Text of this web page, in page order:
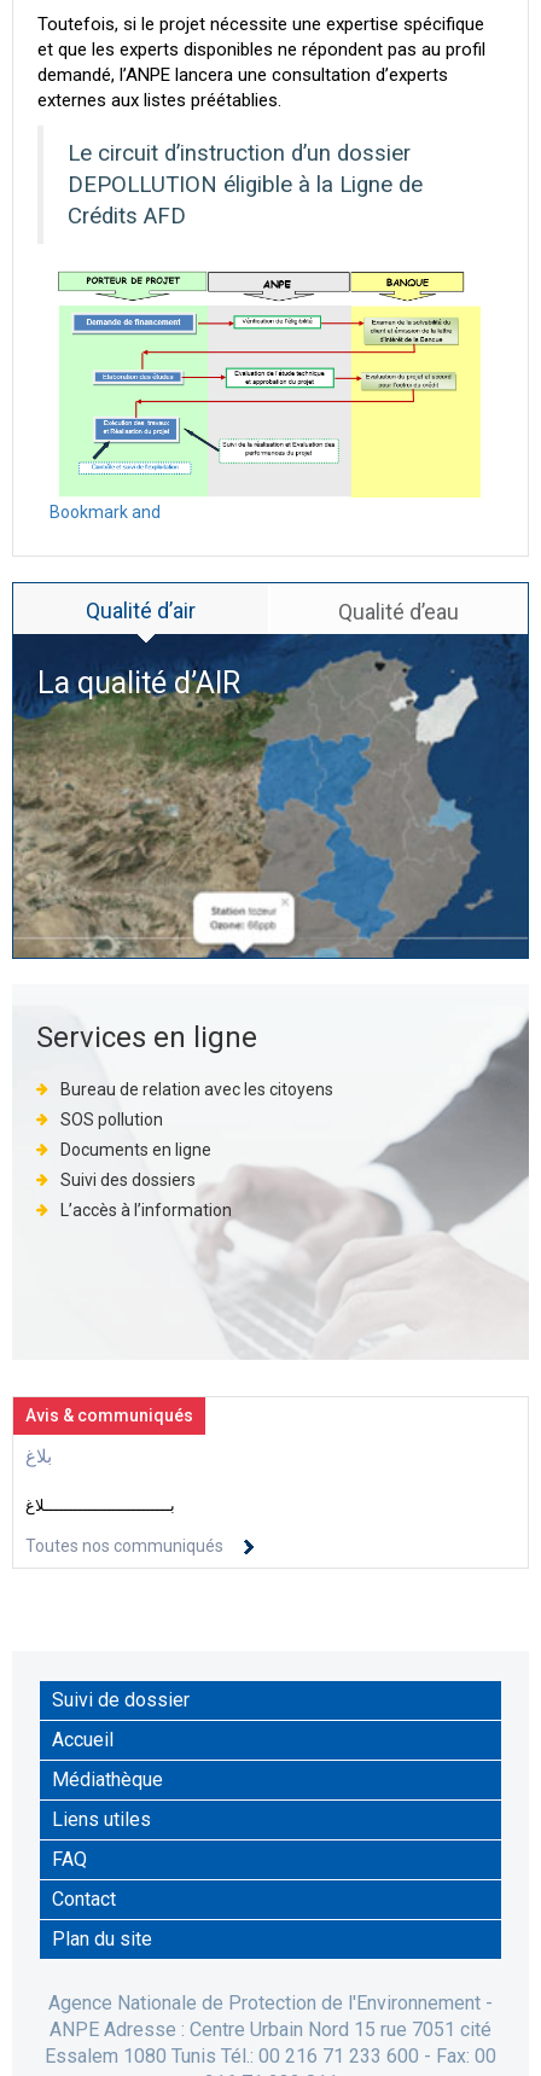
Toutefois, si le projet nécessite une expertise spécifique
et que les experts disponibles ne répondent pas au profil
demandé, l’ANPE lancera une consultation d’experts
externes aux listes préétablies.
Le circuit d’instruction d’un dossier
DEPOLLUTION éligible à la Ligne de
Crédits AFD
Qualité d’air Qualité d’eau
La qualité d’AIR
Services en ligne
Bureau de relation avec les citoyens
SOS pollution
Documents en ligne
Suivi des dossiers
L’accès à l’information
Avis & communiqués
بلاغ
بــــــــــــــــــــــــــلاغ
Toutes nos communiqués
Suivi de dossier
Accueil
Médiathèque
Liens utiles
FAQ
Contact
Plan du site
Agence Nationale de Protection de l'Environnement -
ANPE Adresse : Centre Urbain Nord 15 rue 7051 cité
Essalem 1080 Tunis Tél.: 00 216 71 233 600 - Fax: 00